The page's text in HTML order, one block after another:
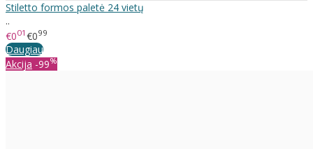
Stiletto formos paletė 24 vietų
..
€001 €099
Daugiau
Akcija -99%